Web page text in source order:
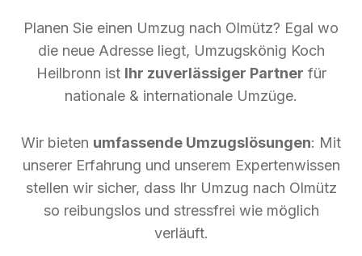
Planen Sie einen Umzug nach Olmütz? Egal wo
die neue Adresse liegt, Umzugskönig Koch
Heilbronn ist Ihr zuverlässiger Partner für
nationale & internationale Umzüge.
Wir bieten umfassende Umzugslösungen: Mit
unserer Erfahrung und unserem Expertenwissen
stellen wir sicher, dass Ihr Umzug nach Olmütz
so reibungslos und stressfrei wie möglich
verläuft.